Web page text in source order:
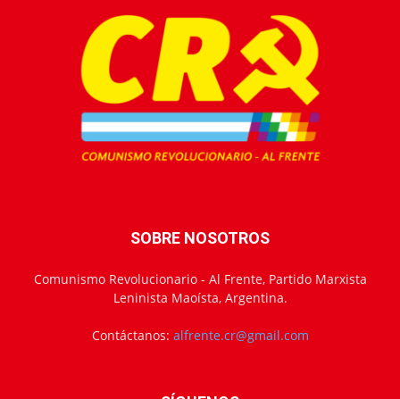
SOBRE NOSOTROS
Comunismo Revolucionario - Al Frente, Partido Marxista
Leninista Maoísta, Argentina.
Contáctanos: alfrente.cr@gmail.com